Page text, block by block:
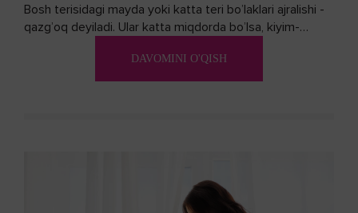
Bosh terisidagi mayda yoki katta teri bo’laklari ajralishi -
qazg’oq deyiladi. Ular katta miqdorda bo’lsa, kiyim-
DAVOMINI O'QISH